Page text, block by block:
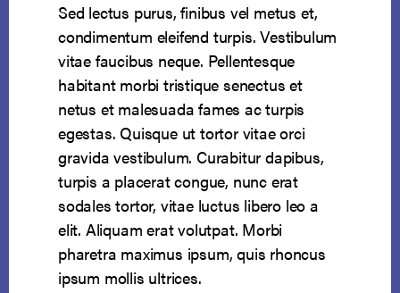
Sed lectus purus, finibus vel metus et,
condimentum eleifend turpis. Vestibulum
vitae faucibus neque. Pellentesque
habitant morbi tristique senectus et
netus et malesuada fames ac turpis
egestas. Quisque ut tortor vitae orci
gravida vestibulum. Curabitur dapibus,
turpis a placerat congue, nunc erat
sodales tortor, vitae luctus libero leo a
elit. Aliquam erat volutpat. Morbi
pharetra maximus ipsum, quis rhoncus
ipsum mollis ultrices.